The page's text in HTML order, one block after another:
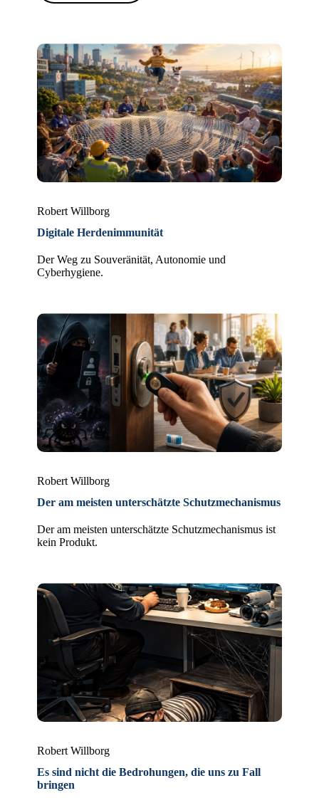
Robert Willborg
Digitale Herdenimmunität
Der Weg zu Souveränität, Autonomie und
Cyberhygiene.
Robert Willborg
Der am meisten unterschätzte Schutzmechanismus
Der am meisten unterschätzte Schutzmechanismus ist
kein Produkt.
Robert Willborg
Es sind nicht die Bedrohungen, die uns zu Fall
bringen